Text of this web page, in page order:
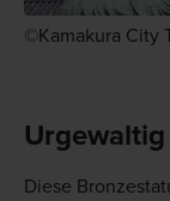
©Kamakura City
Urgewaltig
Diese